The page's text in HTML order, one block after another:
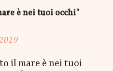
"C'era una volta a
Newton Compton.
molto ricco per la
si aggiudicherà tutto
è nei tuoi occhi"
il mare è nei tuoi